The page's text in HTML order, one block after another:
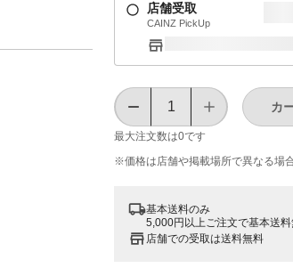
店舗受取
CAINZ PickUp
最大注文数は0です
カ
※価格は​店舗や​掲載場所で​異なる​場
基本送料のみ
5,000円以上ご注文で基本送
店舗での受取は送料無料